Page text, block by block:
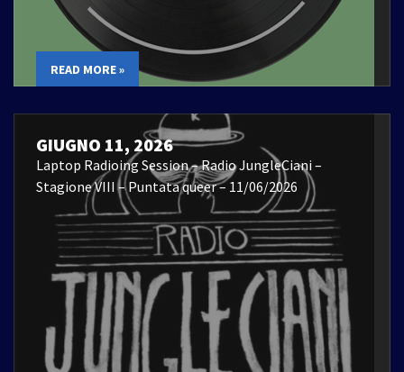
READ MORE »
GIUGNO 11, 2026
Laptop Radioing Session – Radio JungleCiani –
Stagione VIII – Puntata queer – 11/06/2026